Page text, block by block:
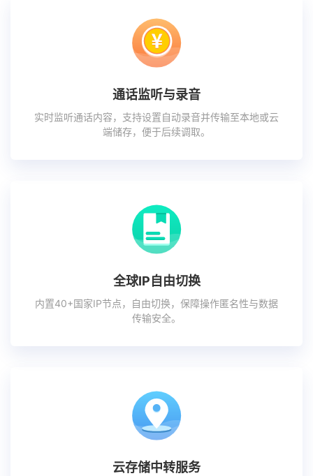
通话监听与录音
实时监听通话内容，支持设置自动录音并传输至本地或云
端储存，便于后续调取。
全球IP自由切换
内置40+国家IP节点，自由切换，保障操作匿名性与数据
传输安全。
云存储中转服务